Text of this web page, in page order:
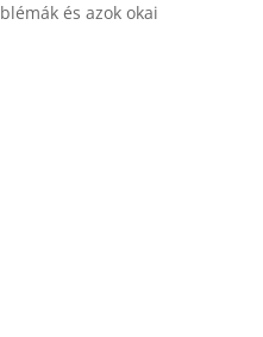
és azok okai